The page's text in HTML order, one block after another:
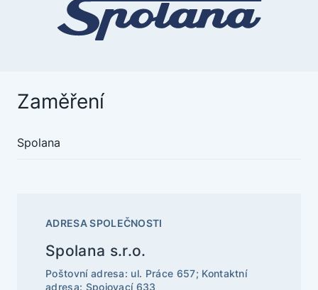
Zaměření
Spolana
ADRESA SPOLEČNOSTI
Spolana s.r.o.
Poštovní adresa: ul. Práce 657; Kontaktní
adresa: Spojovací 633